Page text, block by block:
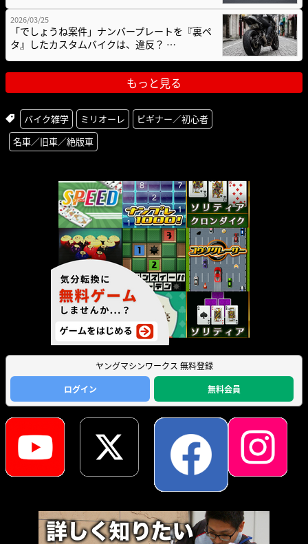
2026/03/25
「でしょうね案件」ナンバープレートを『裏ペ
タ』したカスタムバイクは、違反？ …
もっと見る
バイク雑学 ミリオーレ
ビギナー／初心者
名車／旧車／絶版車
ヤングマシンワークス 無料登録
ログイン
無料会員